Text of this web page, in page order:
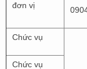
đơn vị
Chức vụ
Chức vụ